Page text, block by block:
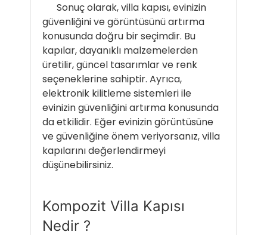
Sonuç olarak, villa kapısı, evinizin
güvenliğini ve görüntüsünü artırma
konusunda doğru bir seçimdir. Bu
kapılar, dayanıklı malzemelerden
üretilir, güncel tasarımlar ve renk
seçeneklerine sahiptir. Ayrıca,
elektronik kilitleme sistemleri ile
evinizin güvenliğini artırma konusunda
da etkilidir. Eğer evinizin görüntüsüne
ve güvenliğine önem veriyorsanız, villa
kapılarını değerlendirmeyi
düşünebilirsiniz.
Kompozit Villa Kapısı
Nedir ?